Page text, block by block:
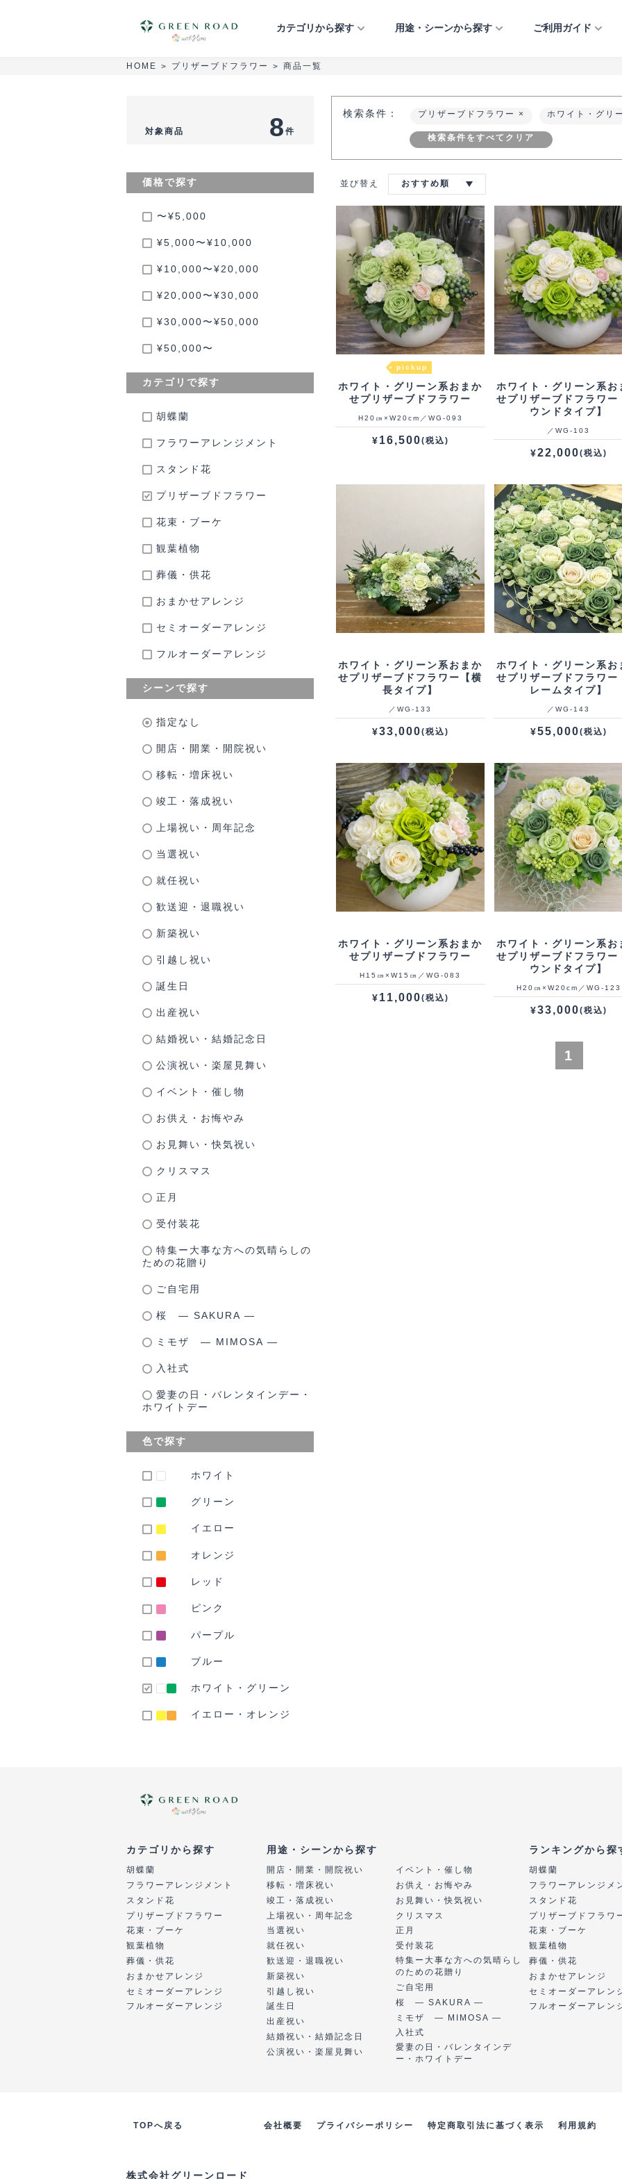
カテゴリから探す
プリザーブドフラワー
観葉植物
用途・シーンから探す
移転・増床祝い
竣工・落成祝い
上場祝い・周年記念
イベント・催し物
特集ー大事な方への
しのための花贈り
個人のお祝い
誕生日
出産祝い
結婚祝い・結婚記念日
ー・ホワイトデー
お悔やみ・お供え
お見舞い・快気祝い
イベント・催し物
公演祝い・楽屋見舞い
結婚祝い・結婚記念日
クリスマス
入社式
桜 ― SAKURA ―
ご利用ガイド
当店について
よくあるご質問
お知らせ
HOME > プリザーブドフラワー > 商品一覧
対象商品 8 件
価格で探す
〜¥5,000
¥5,000〜¥10,000
¥10,000〜¥20,000
¥20,000〜¥30,000
¥30,000〜¥50,000
¥50,000〜
カテゴリで探す
胡蝶蘭
フラワーアレンジメント
スタンド花
プリザーブドフラワー
花束・ブーケ
観葉植物
葬儀・供花
おまかせアレンジ
セミオーダーアレンジ
フルオーダーアレンジ
シーンで探す
指定なし
開店・開業・開院祝い
移転・増床祝い
竣工・落成祝い
上場祝い・周年記念
当選祝い
就任祝い
歓送迎・退職祝い
新築祝い
引越し祝い
誕生日
出産祝い
結婚祝い・結婚記念日
公演祝い・楽屋見舞い
イベント・催し物
お供え・お悔やみ
お見舞い・快気祝い
クリスマス
正月
受付装花
特集ー大事な方への気晴らしの
ための花贈り
ご自宅用
桜 ― SAKURA ―
ミモザ ― MIMOSA ―
入社式
愛妻の日・バレンタインデー・
ホワイトデー
色で探す
ホワイト
グリーン
イエロー
オレンジ
レッド
ピンク
パープル
ブルー
ホワイト・グリーン
イエロー・オレンジ
検索条件： プリザーブドフラワー ホワイト・グリ
検索条件をすべてクリア
並び替え おすすめ順
pickup
ホワイト・グリーン系おまか
せプリザーブドフラワー
H20㎝×W20cm／WG‐093
¥16,500(税込)
ホワイト・グリーン系お
せプリザーブドフラワー
ウンドタイプ】
／WG‐103
¥22,000(税込)
ホワイト・グリーン系おまか
せプリザーブドフラワー【横
長タイプ】
／WG‐133
¥33,000(税込)
ホワイト・グリーン系お
せプリザーブドフラワー
レームタイプ】
／WG‐143
¥55,000(税込)
ホワイト・グリーン系おまか
せプリザーブドフラワー
H15㎝×W15㎝／WG‐083
¥11,000(税込)
ホワイト・グリーン系お
せプリザーブドフラワー
ウンドタイプ】
H20㎝×W20cm／WG‐123
¥33,000(税込)
1
カテゴリから探す
胡蝶蘭
フラワーアレンジメント
スタンド花
プリザーブドフラワー
花束・ブーケ
観葉植物
葬儀・供花
おまかせアレンジ
セミオーダーアレンジ
フルオーダーアレンジ
用途・シーンから探す
開店・開業・開院祝い
移転・増床祝い
竣工・落成祝い
上場祝い・周年記念
当選祝い
就任祝い
歓送迎・退職祝い
新築祝い
引越し祝い
誕生日
出産祝い
結婚祝い・結婚記念日
公演祝い・楽屋見舞い
イベント・催し物
お供え・お悔やみ
お見舞い・快気祝い
クリスマス
正月
受付装花
特集ー大事な方への気晴らし
のための花贈り
ご自宅用
桜 ― SAKURA ―
ミモザ ― MIMOSA ―
入社式
愛妻の日・バレンタインデ
ー・ホワイトデー
ランキングから探
胡蝶蘭
フラワーアレンジメ
スタンド花
プリザーブドフラワ
花束・ブーケ
観葉植物
葬儀・供花
おまかせアレンジ
セミオーダーアレン
フルオーダーアレン
TOPへ戻る 会社概要 プライバシーポリシー 特定商取引法に基づく表示 利用規約
株式会社グリーンロード